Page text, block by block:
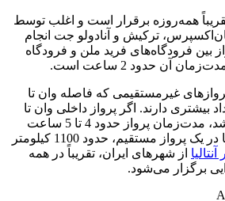
تقریباً همه‌روزه برقرار است و اغلب توسط
ترکیش و آنادولو جت انجام
بین فرودگاه‌های فرید ملن و فرودگاه
آن حدود 2 ساعت است.
غیرمستقیمی که فاصله وان تا
بیشتری دارند. اگر پرواز داخلی وان تا
آنتالیا یک توقف داشته باشد، مدت‌زمان پرواز حدود 4 تا 5 ساعت
است. فاصله وان تا آنتالیا در یک پرواز مستقیم، حدود 1100 کیلومتر
آنتالیا از شهرهای ایران، تقریباً در همه
برگزار می‌شود.